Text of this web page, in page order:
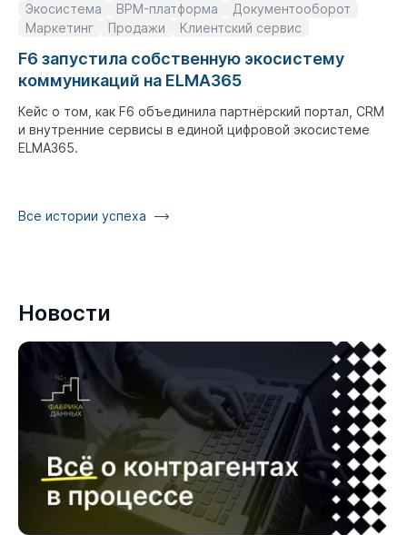
Экосистема BPM-платформа
Документооборот
Маркетинг
Продажи Клиентский сервис
F6 запустила собственную экосистему
коммуникаций на ELMA365
Кейс о том, как F6 объединила партнёрский портал, CRM
и внутренние сервисы в единой цифровой экосистеме
ELMA365.
Все истории успеха
Новости